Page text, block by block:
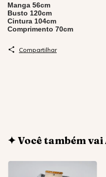
Manga 56cm
Busto 120cm
Cintura 104cm
Comprimento 70cm
Compartilhar
✦ Você também vai